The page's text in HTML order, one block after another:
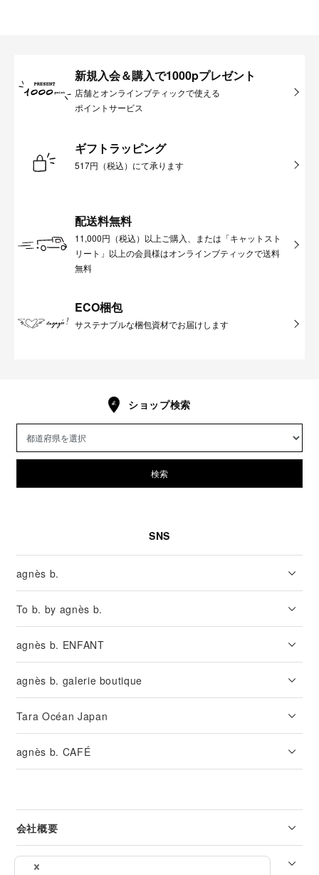
新規入会＆購入で1000pプレゼント
店舗とオンラインブティックで使える
ポイントサービス
ギフトラッピング
517円（税込）にて承ります
配送料無料
11,000円（税込）以上ご購入、または「キャットスト
リート」以上の会員様はオンラインブティックで送料
無料
ECO梱包
サステナブルな梱包資材でお届けします
ショップ検索
検索
SNS
agnès b.
To b. by agnès b.
agnès b. ENFANT
agnès b. galerie boutique
Tara Océan Japan
agnès b. CAFÉ
会社概要
リーガル